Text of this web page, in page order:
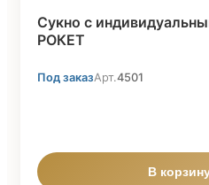
Cукно с
POКЕТ
Под заказАрт.4501
В